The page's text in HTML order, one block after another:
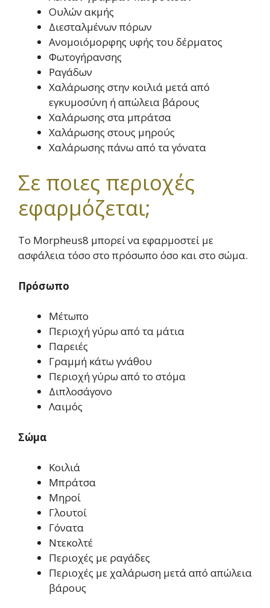
Ουλών ακμής
Διεσταλμένων πόρων
Ανομοιόμορφης υφής του δέρματος
Φωτογήρανσης
Ραγάδων
Χαλάρωσης στην κοιλιά μετά από
εγκυμοσύνη ή απώλεια βάρους
Χαλάρωσης στα μπράτσα
Χαλάρωσης στους μηρούς
Χαλάρωσης πάνω από τα γόνατα
Σε ποιες περιοχές
εφαρμόζεται;
Το Morpheus8 μπορεί να εφαρμοστεί με
ασφάλεια τόσο στο πρόσωπο όσο και στο σώμα.
Πρόσωπο
Μέτωπο
Περιοχή γύρω από τα μάτια
Παρειές
Γραμμή κάτω γνάθου
Περιοχή γύρω από το στόμα
Διπλοσάγονο
Λαιμός
Σώμα
Κοιλιά
Μπράτσα
Μηροί
Γλουτοί
Γόνατα
Ντεκολτέ
Περιοχές με ραγάδες
Περιοχές με χαλάρωση μετά από απώλεια
βάρους